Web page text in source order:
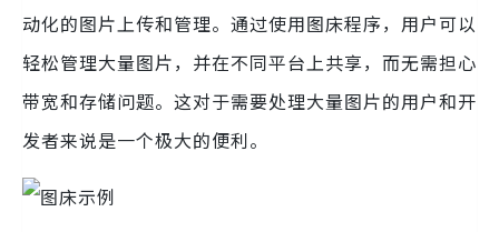
动化的图片上传和管理。通过使用图床程序，用户可以
轻松管理大量图片，并在不同平台上共享，而无需担心
带宽和存储问题。这对于需要处理大量图片的用户和开
发者来说是一个极大的便利。